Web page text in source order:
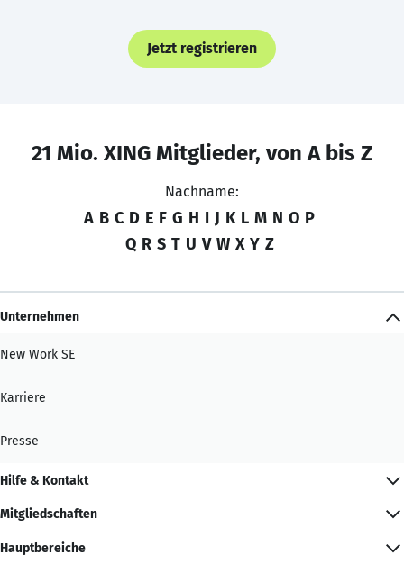
Jetzt registrieren
21 Mio. XING Mitglieder, von A bis Z
Nachname:
A B C D E F G H I J K L M N O P
Q R S T U V W X Y Z
Unternehmen
New Work SE
Karriere
Presse
Hilfe & Kontakt
Mitgliedschaften
Hauptbereiche